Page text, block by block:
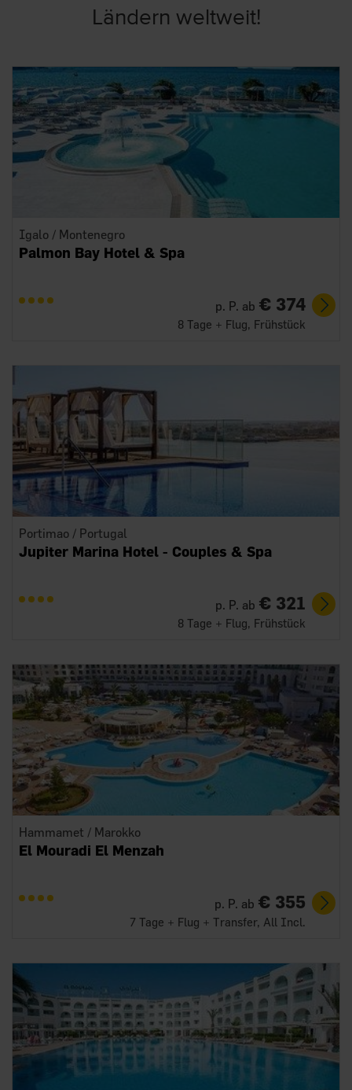
Ländern weltweit!
Igalo / Montenegro
Palmon Bay Hotel & Spa
p. P. ab € 374
8 Tage + Flug, Frühstück
Portimao / Portugal
Jupiter Marina Hotel - Couples & Spa
p. P. ab € 321
8 Tage + Flug, Frühstück
Hammamet / Marokko
El Mouradi El Menzah
p. P. ab € 355
7 Tage + Flug + Transfer, All Incl.